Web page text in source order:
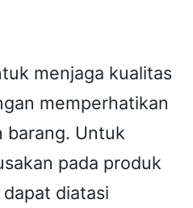
menjaga kualitas
memperhatikan
barang. Untuk
pada produk
diatasi